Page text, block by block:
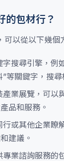
的包材行？
以從以下幾個
字搜尋引擎，例
”等關鍵字，搜尋
產業展覽，可以
品和服務。
行或其他企業瞭
建議。
專業諮詢服務的